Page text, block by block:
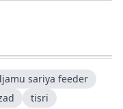
sariya feeder
tisri